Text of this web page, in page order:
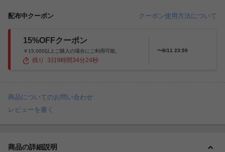
配布中クーポン クーポン使用方法について
15%OFFクーポン
￥15,000以上ご購入の場合にご利用可能。
残り 3 日9 時間34分23秒
〜8/11 23:59
商品についてのお問い合わせ
レビューを書く
商品の詳細説明